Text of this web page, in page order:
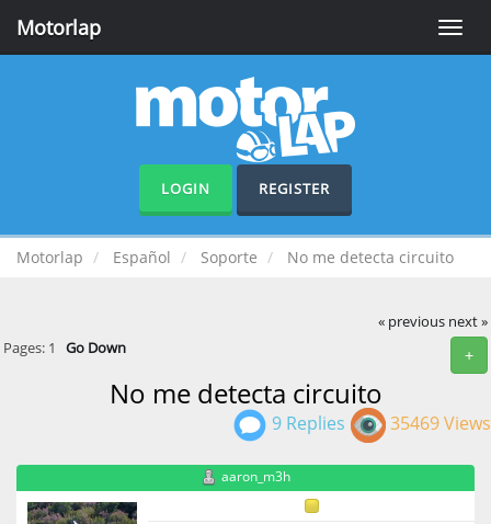
Toggle
Motorlap
LOGIN REGISTER
Motorlap Español Soporte No me detecta circuito
« previous next »
+
Pages: 1 Go Down
No me detecta circuito
9 Replies 35469 Views
aaron_m3h